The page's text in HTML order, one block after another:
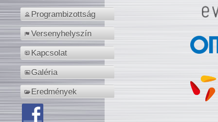
Programbizottság
Versenyhelyszín
Kapcsolat
Galéria
Eredmények